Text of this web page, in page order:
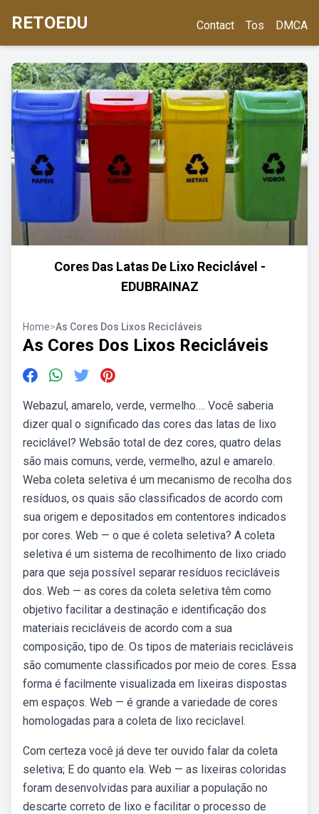
RETOEDU Contact Tos DMCA
Cores Das Latas De Lixo Reciclável -
EDUBRAINAZ
Home>As Cores Dos Lixos Recicláveis
As Cores Dos Lixos Recicláveis
Webazul, amarelo, verde, vermelho…. Você saberia
dizer qual o significado das cores das latas de lixo
reciclável? Websão total de dez cores, quatro delas
são mais comuns, verde, vermelho, azul e amarelo.
Weba coleta seletiva é um mecanismo de recolha dos
resíduos, os quais são classificados de acordo com
sua origem e depositados em contentores indicados
por cores. Web — o que é coleta seletiva? A coleta
seletiva é um sistema de recolhimento de lixo criado
para que seja possível separar resíduos recicláveis
dos. Web — as cores da coleta seletiva têm como
objetivo facilitar a destinação e identificação dos
materiais recicláveis de acordo com a sua
composição, tipo de. Os tipos de materiais recicláveis
são comumente classificados por meio de cores. Essa
forma é facilmente visualizada em lixeiras dispostas
em espaços. Web — é grande a variedade de cores
homologadas para a coleta de lixo reciclavel.
Com certeza você já deve ter ouvido falar da coleta
seletiva; E do quanto ela. Web — as lixeiras coloridas
foram desenvolvidas para auxiliar a população no
descarte correto de lixo e facilitar o processo de